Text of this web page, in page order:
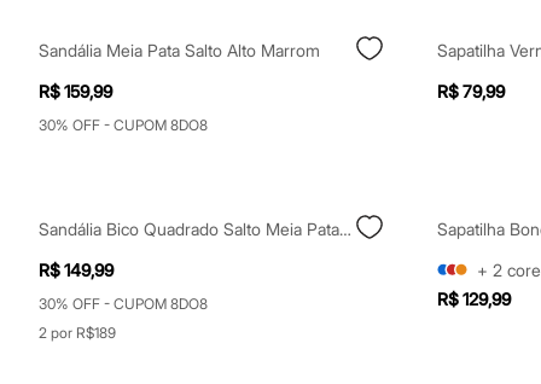
Chinelos
Sandálias
Sapatilhas
Tênis
Mindset
Yessica
Acessórios
Blusas
Sandália Meia Pata Salto Alto Marrom
R$ 159,99
30% OFF - CUPOM 8DO8
Sapatilha
R$ 79,99
Sandália Bico Quadrado Salto Meia Pata Preta
R$ 149,99
30% OFF - CUPOM 8DO8
2 por R$189
+ 2
R$ 129,99